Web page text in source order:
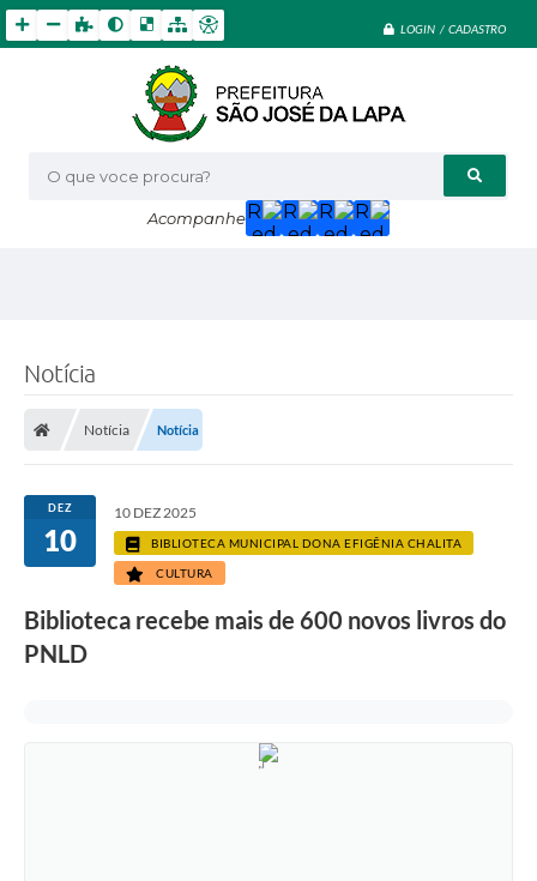
LOGIN / CADASTRO
O que voce procura?
Acompanhe
Notícia
Notícia Notícia
DEZ
10
10 DEZ 2025
BIBLIOTECA MUNICIPAL DONA EFIGÊNIA CHALITA
CULTURA
Biblioteca recebe mais de 600 novos livros do
PNLD